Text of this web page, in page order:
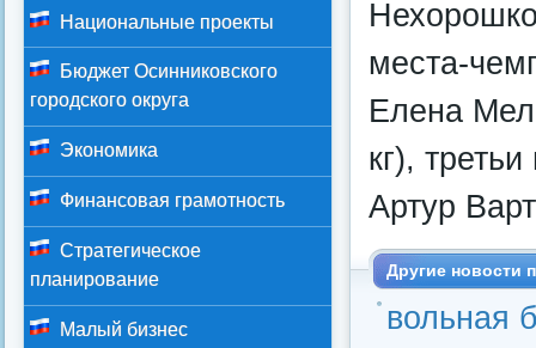
места-
Елена
кг),
Артур
Другие новости
вольная
Национальные проекты
Бюджет Осинниковского
городского округа
Экономика
Финансовая грамотность
Стратегическое
планирование
Малый бизнес